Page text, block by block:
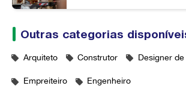
Outras categorias
Arquiteto Construtor Designer
Empreiteiro Engenheiro